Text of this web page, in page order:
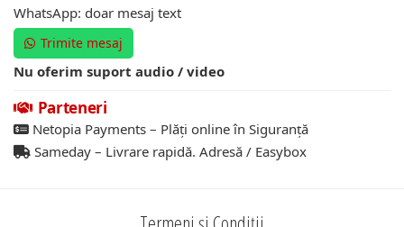
WhatsApp: doar mesaj text
Trimite mesaj
Nu oferim suport audio / video
Parteneri
Netopia Payments – Plăți online în Siguranță
Sameday – Livrare rapidă. Adresă / Easybox